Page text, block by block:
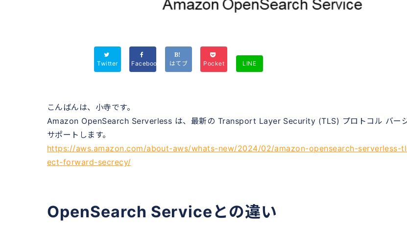
Twitter Facebook はてブ Pocket LINE
こんばんは、小寺です。
Amazon OpenSearch Serverless は、最新の Transport Layer Security (TLS) プロトコル バー
サポートします。
https://aws.amazon.com/about-aws/whats-new/2024/02/amazon-opensearch-serverless-
ect-forward-secrecy/
OpenSearch Serviceとの違い